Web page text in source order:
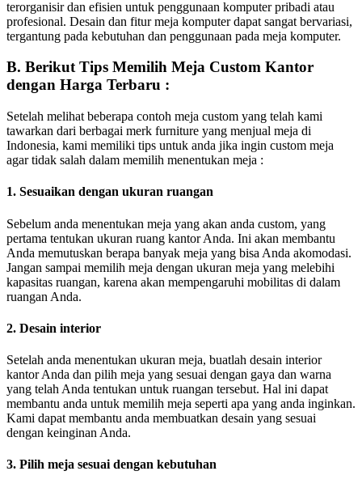
terorganisir dan efisien untuk penggunaan komputer pribadi atau
profesional. Desain dan fitur meja komputer dapat sangat bervariasi,
tergantung pada kebutuhan dan penggunaan pada meja komputer.
B. Berikut Tips Memilih Meja Custom Kantor
dengan Harga Terbaru :
Setelah melihat beberapa contoh meja custom yang telah kami
tawarkan dari berbagai merk furniture yang menjual meja di
Indonesia, kami memiliki tips untuk anda jika ingin custom meja
agar tidak salah dalam memilih menentukan meja :
1. Sesuaikan dengan ukuran ruangan
Sebelum anda menentukan meja yang akan anda custom, yang
pertama tentukan ukuran ruang kantor Anda. Ini akan membantu
Anda memutuskan berapa banyak meja yang bisa Anda akomodasi.
Jangan sampai memilih meja dengan ukuran meja yang melebihi
kapasitas ruangan, karena akan mempengaruhi mobilitas di dalam
ruangan Anda.
2. Desain interior
Setelah anda menentukan ukuran meja, buatlah desain interior
kantor Anda dan pilih meja yang sesuai dengan gaya dan warna
yang telah Anda tentukan untuk ruangan tersebut. Hal ini dapat
membantu anda untuk memilih meja seperti apa yang anda inginkan.
Kami dapat membantu anda membuatkan desain yang sesuai
dengan keinginan Anda.
3. Pilih meja sesuai dengan kebutuhan